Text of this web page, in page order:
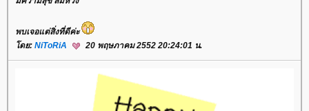
พบเจอแต่สิ่งที่ดีค่ะ
ดย: NiToRiA 20 พฤษภาคม 2552 20:24:01 น.